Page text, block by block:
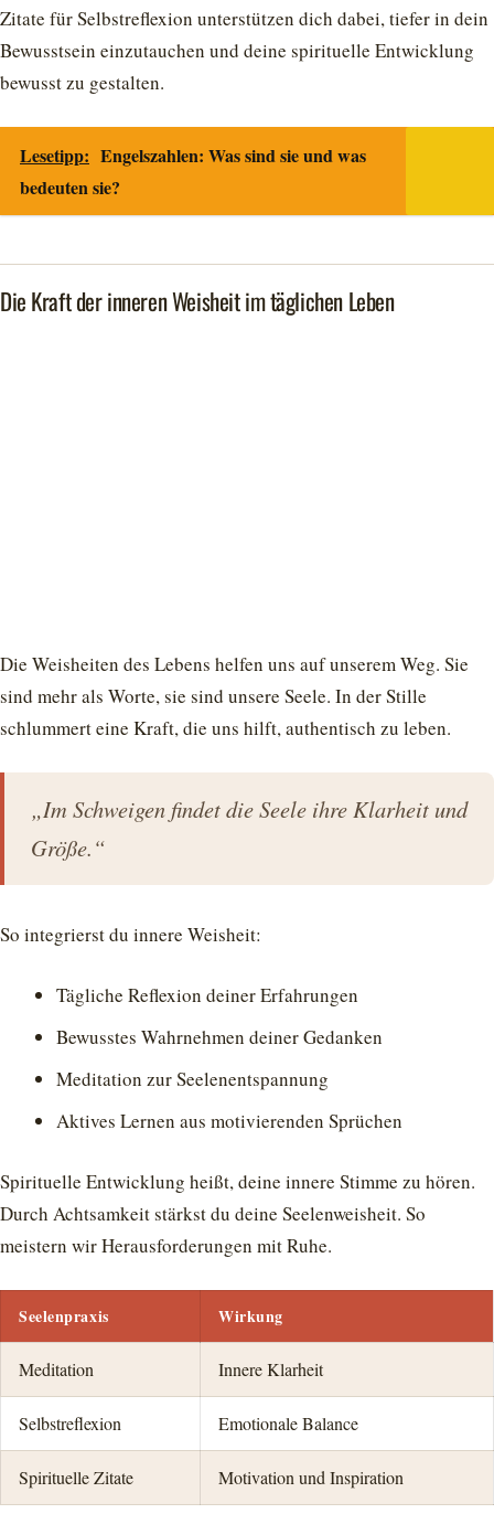
Zitate für Selbstreflexion unterstützen dich dabei, tiefer in dein
Bewusstsein einzutauchen und deine spirituelle Entwicklung
bewusst zu gestalten.
Lesetipp: Engelszahlen: Was sind sie und was
bedeuten sie?
Die Kraft der inneren Weisheit im täglichen Leben
Die Weisheiten des Lebens helfen uns auf unserem Weg. Sie
sind mehr als Worte, sie sind unsere Seele. In der Stille
schlummert eine Kraft, die uns hilft, authentisch zu leben.
„Im Schweigen findet die Seele ihre Klarheit und
Größe.“
So integrierst du innere Weisheit:
Tägliche Reflexion deiner Erfahrungen
Bewusstes Wahrnehmen deiner Gedanken
Meditation zur Seelenentspannung
Aktives Lernen aus motivierenden Sprüchen
Spirituelle Entwicklung heißt, deine innere Stimme zu hören.
Durch Achtsamkeit stärkst du deine Seelenweisheit. So
meistern wir Herausforderungen mit Ruhe.
Seelenpraxis Wirkung
Meditation Innere Klarheit
Selbstreflexion Emotionale Balance
Spirituelle Zitate Motivation und Inspiration